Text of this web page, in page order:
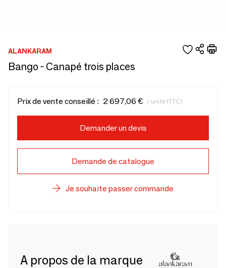
ALANKARAM
Bango - Canapé trois places
Prix de vente conseillé : 2 697,06 € / unité (TTC)
Demander un devis
Demande de catalogue
Je souhaite passer commande
A propos de la marque